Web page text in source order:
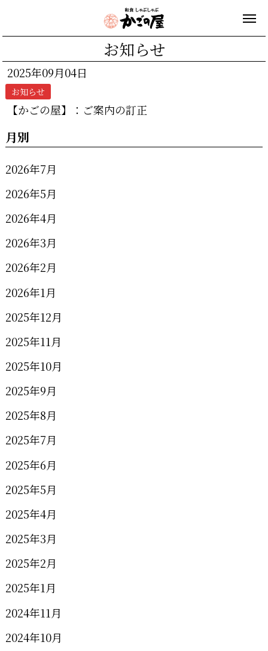
お知らせ
2025年09月04日
お知らせ
【かごの屋】：ご案内の訂正
月別
2026年7月
2026年5月
2026年4月
2026年3月
2026年2月
2026年1月
2025年12月
2025年11月
2025年10月
2025年9月
2025年8月
2025年7月
2025年6月
2025年5月
2025年4月
2025年3月
2025年2月
2025年1月
2024年11月
2024年10月